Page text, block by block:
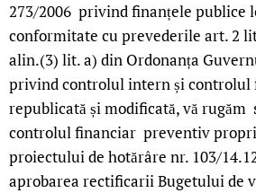
273/2006 privind finanțele publice
conformitate cu prevederile art. 2
alin.(3) lit. a) din Ordonanța
privind controlul intern și controlul
republicată și modificată, vă rugăm
controlul financiar preventiv
proiectului de hotărâre nr. 103/
aprobarea rectificarii Bugetului de